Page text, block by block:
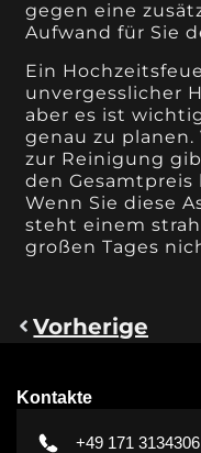
gegen eine
Aufwand für Sie
Ein
unvergesslicher
aber es ist
genau zu
zur Reinigung
den
Wenn Sie diese
steht einem
großen Tages
Vorherige
Kontakte
+49 171 3134306